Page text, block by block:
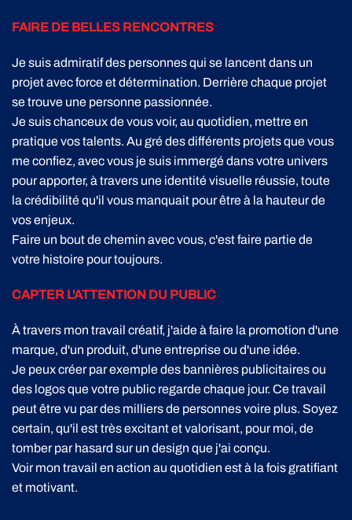
FAIRE DE BELLES RENCONTRES
Je suis admiratif des personnes qui se lancent dans un
projet avec force et détermination. Derrière chaque projet
se trouve une personne passionnée.
Je suis chanceux de vous voir, au quotidien, mettre en
pratique vos talents. Au gré des différents projets que vous
me confiez, avec vous je suis immergé dans votre univers
pour apporter, à travers une identité visuelle réussie, toute
la crédibilité qu'il vous manquait pour être à la hauteur de
vos enjeux.
Faire un bout de chemin avec vous, c'est faire partie de
votre histoire pour toujours.
CAPTER L'ATTENTION DU PUBLIC
À travers mon travail créatif, j'aide à faire la promotion d'une
marque, d'un produit, d'une entreprise ou d'une idée.
Je peux créer par exemple des bannières publicitaires ou
des logos que votre public regarde chaque jour. Ce travail
peut être vu par des milliers de personnes voire plus. Soyez
certain, qu'il est très excitant et valorisant, pour moi, de
tomber par hasard sur un design que j'ai conçu.
Voir mon travail en action au quotidien est à la fois gratifiant
et motivant.